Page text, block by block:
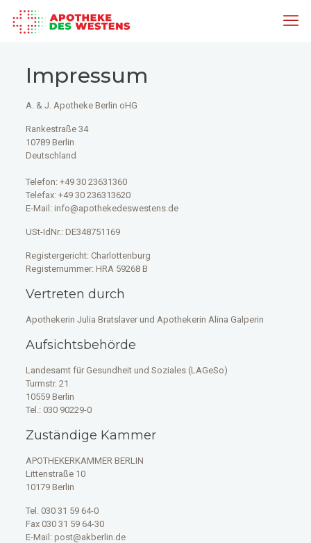
Impressum
A. & J. Apotheke Berlin oHG
Rankestraße 34
10789 Berlin
Deutschland
Telefon: +49 30 23631360
Telefax: +49 30 236313620
E-Mail: info@apothekedeswestens.de
USt-IdNr.: DE348751169
Registergericht: Charlottenburg
Registernummer: HRA 59268 B
Vertreten durch
Apothekerin Julia Bratslaver und Apothekerin Alina Galperin
Aufsichtsbehörde
Landesamt für Gesundheit und Soziales (LAGeSo)
Turmstr. 21
10559 Berlin
Tel.: 030 90229-0
Zuständige Kammer
APOTHEKERKAMMER BERLIN
Littenstraße 10
10179 Berlin
Tel. 030 31 59 64-0
Fax 030 31 59 64-30
E-Mail: post@akberlin.de